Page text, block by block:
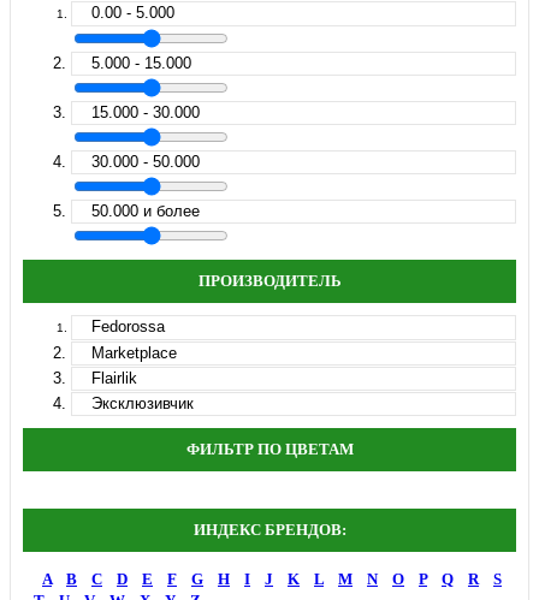
0.00 - 5.000
5.000 - 15.000
15.000 - 30.000
30.000 - 50.000
50.000 и более
ПРОИЗВОДИТЕЛЬ
Fedorossa
Marketplace
Flairlik
Эксклюзивчик
ФИЛЬТР ПО ЦВЕТАМ
ИНДЕКС БРЕНДОВ:
A B C D E F G H I J K L M N O P Q R
S